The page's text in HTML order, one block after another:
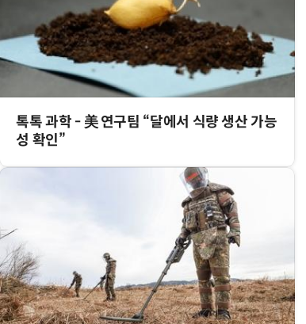
톡톡 과학 - 美 연구팀 “달에서 식량 생산 가능
성 확인”